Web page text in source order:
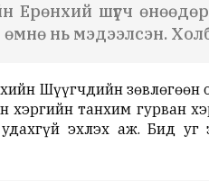
Ерөнхий шүүгч
өмнө нь мэдээлсэн.
Шүүгчдийн зөвлөгөөн
хэргийн танхим гурван
эхлэх аж. Бид уг